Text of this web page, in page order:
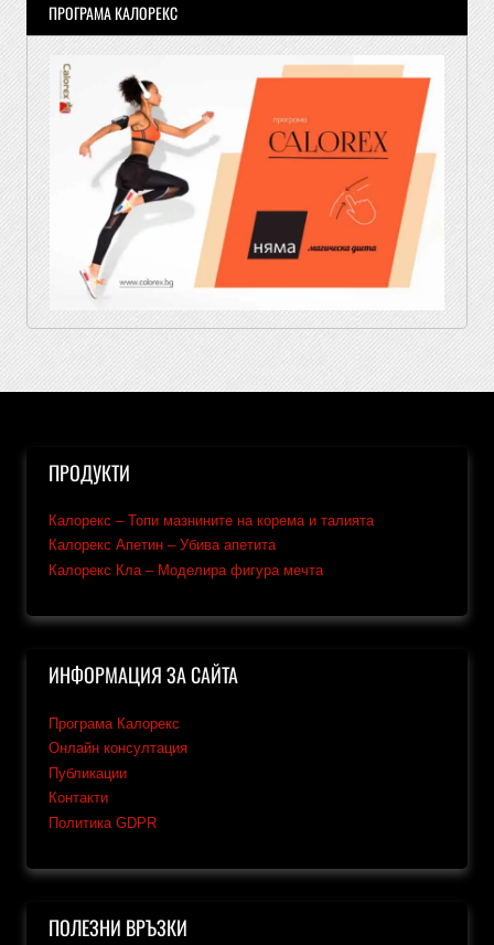
ПРОГРАМА КАЛОРЕКС
ПРОДУКТИ
Калорекс – Топи мазнините на корема и талията
Калорекс Апетин – Убива апетита
Калорекс Кла – Моделира фигура мечта
ИНФОРМАЦИЯ ЗА САЙТА
Програма Калорекс
Онлайн консултация
Публикации
Контакти
Политика GDPR
ПОЛЕЗНИ ВРЪЗКИ